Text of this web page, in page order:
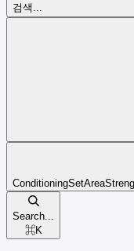
검색...
Search...
⌘K